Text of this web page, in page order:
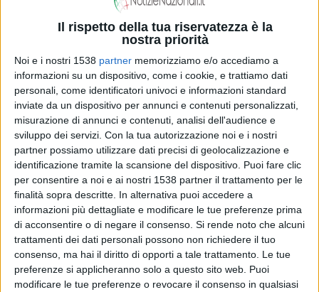
Il rispetto della tua riservatezza è la
nostra priorità
Noi e i nostri 1538 partner memorizziamo e/o accediamo a
informazioni su un dispositivo, come i cookie, e trattiamo dati
personali, come identificatori univoci e informazioni standard
inviate da un dispositivo per annunci e contenuti personalizzati,
misurazione di annunci e contenuti, analisi dell'audience e
sviluppo dei servizi. Con la tua autorizzazione noi e i nostri
partner possiamo utilizzare dati precisi di geolocalizzazione e
identificazione tramite la scansione del dispositivo. Puoi fare clic
per consentire a noi e ai nostri 1538 partner il trattamento per le
finalità sopra descritte. In alternativa puoi accedere a
informazioni più dettagliate e modificare le tue preferenze prima
di acconsentire o di negare il consenso. Si rende noto che alcuni
trattamenti dei dati personali possono non richiedere il tuo
consenso, ma hai il diritto di opporti a tale trattamento. Le tue
preferenze si applicheranno solo a questo sito web. Puoi
modificare le tue preferenze o revocare il consenso in qualsiasi
arriva Oyadi (nella foto) una delle dj girl più richieste tra
i club italiani. Stefania Piangatelli, questo il suo vero
nome, è formata musicalmente attraverso molteplici
influenze, alla riscoperta delle proprie origini, creando un
ponte fra Europa e Africa. I suoi live set, mai standard
ma sempre alla ricerca di qualcosa di nuovo, offrono
un'esperienza sonora e ritmica calda come la deep
house, intensa come l'house old-style, divertente come
l'electro-club.
Da oltre vent'anni Circus Brescia è un punto di
riferimento per chi ha voglia di ballare. La nuova
stagione è iniziata lo scorso settembre, ovviamente con